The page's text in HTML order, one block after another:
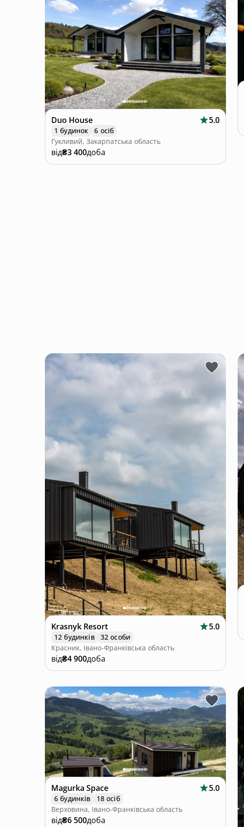
Duo House 5.0
1 будинок
6 осіб
Гукливий, Закарпатська область
від₴3 400доба
Krasnyk Resort 5.0
12 будинків
32 особи
Красник, Івано-Франківська область
від₴4 900доба
Magurka Space 5.0
6 будинків
18 осіб
Верховина, Івано-Франківська область
від₴6 500доба